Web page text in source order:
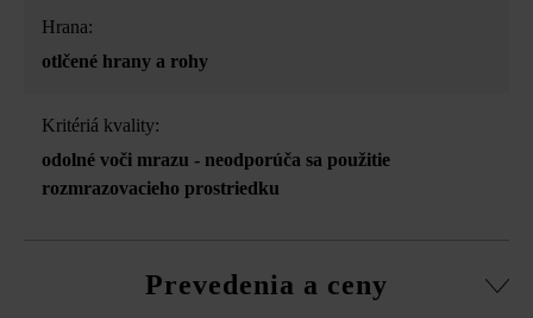
Hrana:
otlčené hrany a rohy
Kritériá kvality:
odolné voči mrazu - neodporúča sa použitie
rozmrazovacieho prostriedku
Prevedenia a ceny